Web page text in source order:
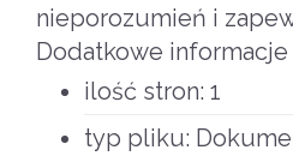
nieporozumień i
Dodatkowe informacje
ilość stron: 1
typ pliku: